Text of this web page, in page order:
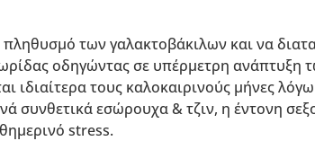
των γαλακτοβάκιλων και να
οδηγώντας σε υπέρμετρη ανάπτυξη
ιδιαίτερα τους καλοκαιρινούς μήνες
συνθετικά εσώρουχα & τζιν, η έντονη
stress.